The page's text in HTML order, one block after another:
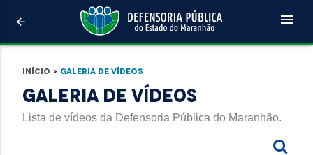
arrow_back menu
Início > Galeria de Vídeos
Galeria de Vídeos
Lista de vídeos da Defensoria Pública do Maranhão.